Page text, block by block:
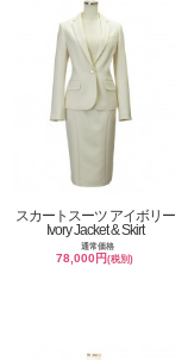
スカートスーツ アイボリー
Ivory Jacket & Skirt
通常価格
78,000円(税別)